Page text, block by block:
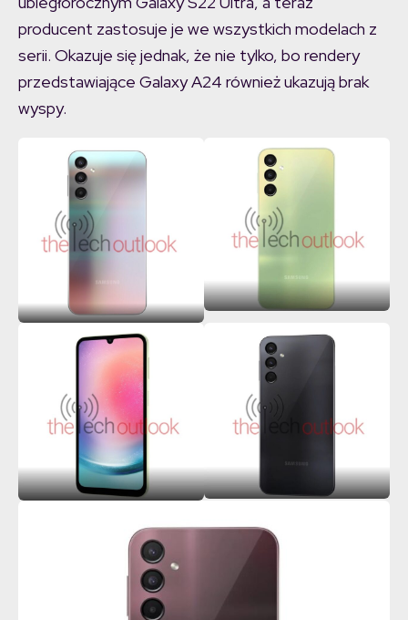
producent zastosuje je we wszystkich modelach z
serii. Okazuje się jednak, że nie tylko, bo rendery
przedstawiające Galaxy A24 również ukazują brak
wyspy.